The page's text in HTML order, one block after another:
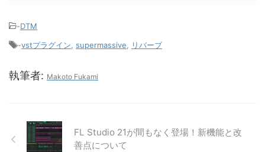
-DTM
-vstプラグイン supermassive リバーブ
執筆者: Makoto Fukami
FL Studio 21が間もなく登場！新機能と改
善点について